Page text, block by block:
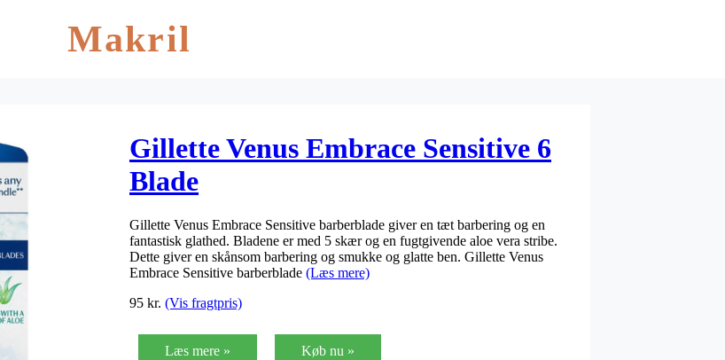
Makril
Gillette Venus Embrace Sensitive 6
Blade
Gillette Venus Embrace Sensitive barberblade giver en tæt barbering og en
fantastisk glathed. Bladene er med 5 skær og en fugtgivende aloe vera stribe.
Dette giver en skånsom barbering og smukke og glatte ben. Gillette Venus
Embrace Sensitive barberblade (Læs mere)
95 kr. (Vis fragtpris)
Læs mere » Køb nu »